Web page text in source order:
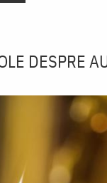
DESPRE